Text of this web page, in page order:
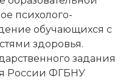
психолого-
обучающихся с
здоровья.
задания
России ФГБНУ